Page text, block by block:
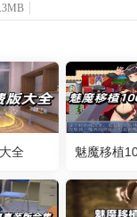
我的世界
69款应用
末日游戏
1407款应用
全